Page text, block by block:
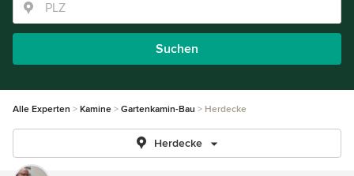
Suchen
Alle Experten Kamine Gartenkamin-Bau Herdecke
Herdecke